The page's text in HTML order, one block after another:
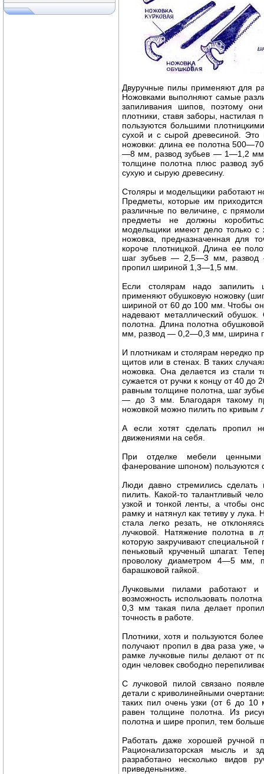
Двуручные пилы применяют для
Ножовками выполняют самые
запиливания шипов, поэтому
плотники, ставя заборы, настилая
пользуются большими
сухой и с сырой древесиной. Это
ножовки: длина ее полотна
—8 мм, развод зубьев — 1—1,2
толщине полотна плюс развод
сухую и сырую древесину.
Столяры и модельщики работают
Предметы, которые им
различные по величине, с
предметы не должны
модельщики имеют дело только
ножовка, предназначенная для
короче плотницкой. Длина ее
шаг зубьев — 2,5—3 мм, развод
пропил шириной 1,3—1,5 мм.
Если столярам надо запилить
применяют обушковую ножовку
шириной от 60 до 100 мм. Чтобы
надевают металлический
полотна. Длина полотна
мм, развод — 0,2—0,3 мм, ширина
И плотникам и столярам нередко
щитов или в стенах. В таких
ножовка. Она делается из
сужается от ручки к концу от 40
равным толщине полотна, шаг
— до 3 мм. Благодаря такому
ножовкой можно пилить по кривым
А если хотят сделать пропил
движениями на себя.
При отделке мебели
фанерование шпоном) пользуются
Люди давно стремились
пилить. Какой-то талантливый
узкой и тонкой ленты, а чтобы
рамку и натянул как тетиву у
стала легко резать, не
лучковой. Натяжение полотна в
которую закручивают
пеньковый крученый шпагат.
проволоку диаметром 4—5 мм,
барашковой гайкой.
Лучковыми пилами работают
возможность использовать
0,3 мм такая пила делает
точность в работе.
Плотники, хотя и пользуются
получают пропил в два раза уже,
рамке лучковые пилы делают от
один человек свободно
С лучковой пилой связано
детали с криволинейными
таких пил очень узки (от 6 до
равен толщине полотна. Из
полотна и шире пропил, тем
Работать даже хорошей ручной
Рационализаторская мысль
разработано несколько видов
приведеныниже.